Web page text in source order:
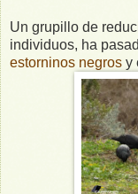
Un grupillo de
individuos, ha
estorninos negros y